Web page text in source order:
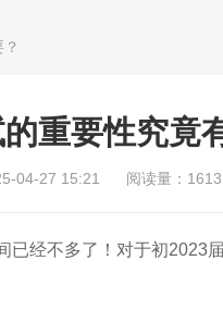
重要性究竟
04-27 15:21 阅读量：1613
经不多了！对于初2023